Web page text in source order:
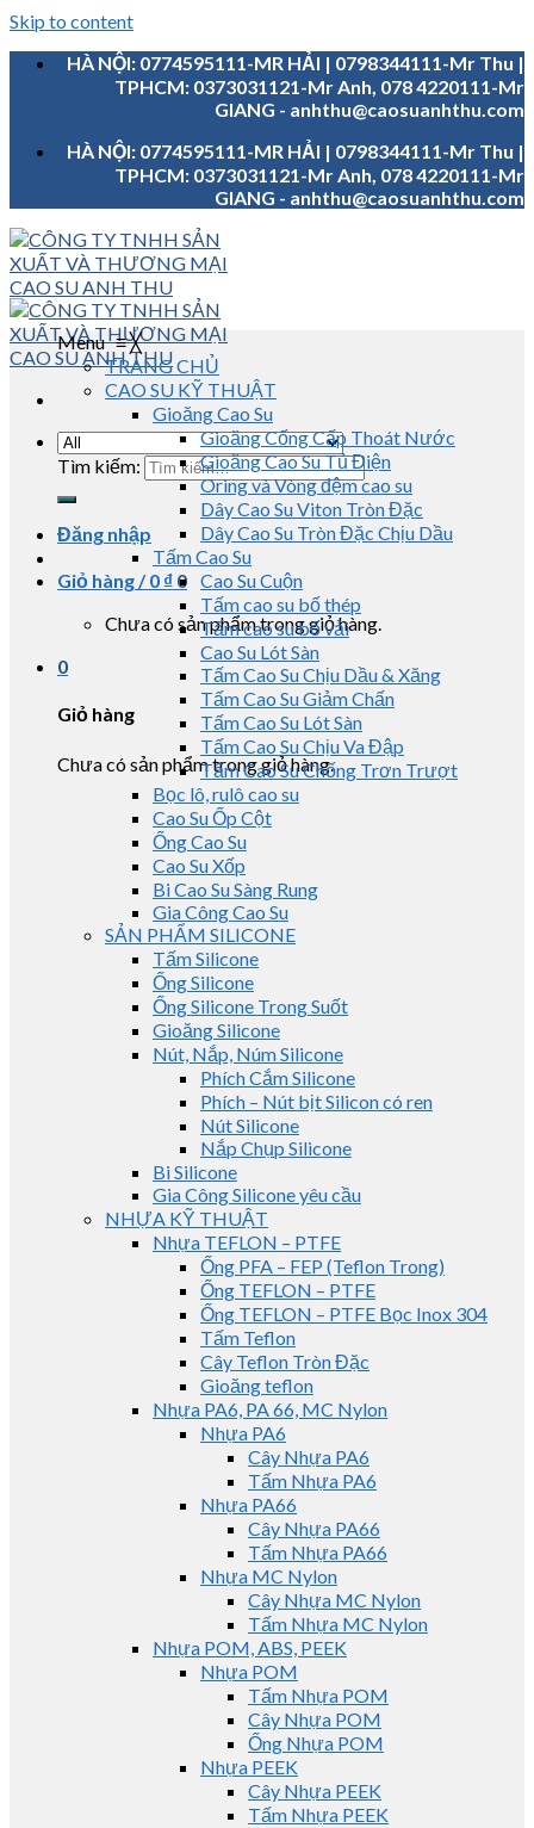
Skip to content
HÀ NỘI: 0774595111-MR HẢI | 0798344111-Mr Thu |
TPHCM: 0373031121-Mr Anh, 078 4220111-Mr
GIANG - anhthu@caosuanhthu.com
HÀ NỘI: 0774595111-MR HẢI | 0798344111-Mr Thu |
TPHCM: 0373031121-Mr Anh, 078 4220111-Mr
GIANG - anhthu@caosuanhthu.com
Tìm kiếm:
Đăng nhập
Giỏ hàng /0 ₫ 0
Chưa có sản phẩm trong giỏ hàng.
0
Giỏ hàng
Chưa có sản phẩm trong giỏ hàng.
Menu≡╳
TRANG CHỦ
CAO SU KỸ THUẬT
Gioăng Cao Su
Gioăng Cống Cấp Thoát Nước
Gioăng Cao Su Tủ Điện
Oring và Vòng đệm cao su
Dây Cao Su Viton Tròn Đặc
Dây Cao Su Tròn Đặc Chịu Dầu
Tấm Cao Su
Cao Su Cuộn
Tấm cao su bố thép
Tấm cao su bố vải
Cao Su Lót Sàn
Tấm Cao Su Chịu Dầu & Xăng
Tấm Cao Su Giảm Chấn
Tấm Cao Su Lót Sàn
Tấm Cao Su Chịu Va Đập
Tấm Cao Su Chống Trơn Trượt
Bọc lô, rulô cao su
Cao Su Ốp Cột
Ống Cao Su
Cao Su Xốp
Bi Cao Su Sàng Rung
Gia Công Cao Su
SẢN PHẨM SILICONE
Tấm Silicone
Ống Silicone
Ống Silicone Trong Suốt
Gioăng Silicone
Nút, Nắp, Núm Silicone
Phích Cắm Silicone
Phích – Nút bịt Silicon có ren
Nút Silicone
Nắp Chụp Silicone
Bi Silicone
Gia Công Silicone yêu cầu
NHỰA KỸ THUẬT
Nhựa TEFLON – PTFE
Ống PFA – FEP (Teflon Trong)
Ống TEFLON – PTFE
Ống TEFLON – PTFE Bọc Inox 304
Tấm Teflon
Cây Teflon Tròn Đặc
Gioăng teflon
Nhựa PA6, PA 66, MC Nylon
Nhựa PA6
Cây Nhựa PA6
Tấm Nhựa PA6
Nhựa PA66
Cây Nhựa PA66
Tấm Nhựa PA66
Nhựa MC Nylon
Cây Nhựa MC Nylon
Tấm Nhựa MC Nylon
Nhựa POM, ABS, PEEK
Nhựa POM
Tấm Nhựa POM
Cây Nhựa POM
Ống Nhựa POM
Nhựa PEEK
Cây Nhựa PEEK
Tấm Nhựa PEEK